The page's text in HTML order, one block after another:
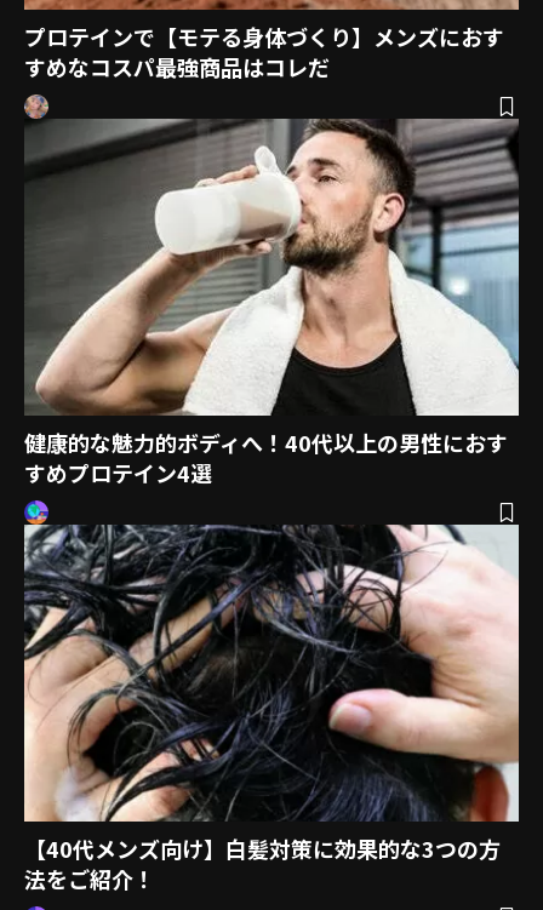
プロテインで【モテる身体づくり】メンズにおす
すめなコスパ最強商品はコレだ
健康的な魅力的ボディへ！40代以上の男性におす
すめプロテイン4選
【40代メンズ向け】白髪対策に効果的な3つの方
法をご紹介！